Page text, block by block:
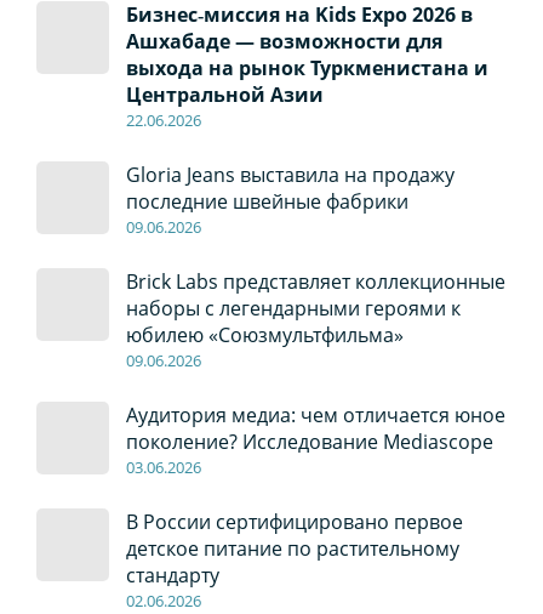
Бизнес‑миссия на Kids Expo 2026 в
Ашхабаде — возможности для
выхода на рынок Туркменистана и
Центральной Азии
22.06.2026
Gloria Jeans выставила на продажу
последние швейные фабрики
09.06.2026
Brick Labs представляет коллекционные
наборы с легендарными героями к
юбилею «Союзмультфильма»
09.06.2026
Аудитория медиа: чем отличается юное
поколение? Исследование Mediascope
03.06.2026
В России сертифицировано первое
детское питание по растительному
стандарту
02.06.2026